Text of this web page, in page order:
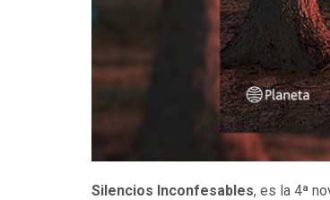
Silencios Inconfesables, es la 4ª